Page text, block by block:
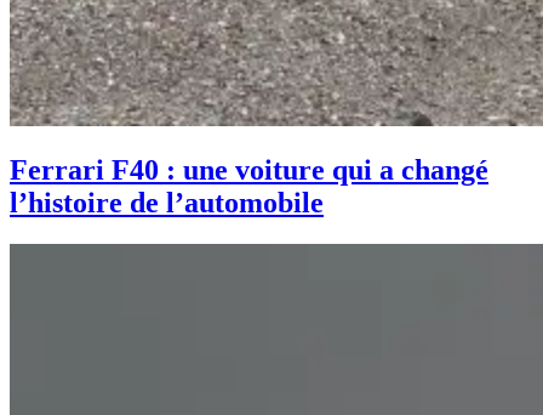
Ferrari F40 : une voiture qui a changé
l’histoire de l’automobile